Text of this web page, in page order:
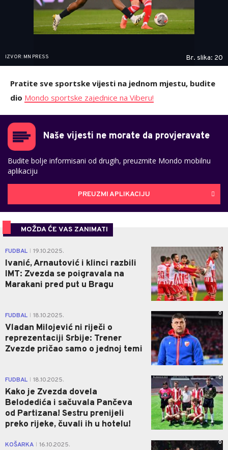
IZVOR: MN PRESS Br. slika: 20
Pratite sve sportske vijesti na jednom mjestu, budite
dio Mondo sportske zajednice na Viberu!
Naše vijesti ne morate da provjeravate
Budite bolje informisani od drugih, preuzmite Mondo mobilnu
aplikaciju
PREUZMI APLIKACIJU
MOŽDA ĆE VAS ZANIMATI
FUDBAL 19.10.2025.
Ivanić, Arnautović i klinci razbili
IMT: Zvezda se poigravala na
Marakani pred put u Bragu
0
FUDBAL 18.10.2025.
Vladan Milojević ni riječi o
reprezentaciji Srbije: Trener
Zvezde pričao samo o jednoj temi
0
FUDBAL 18.10.2025.
Kako je Zvezda dovela
Belodedića i sačuvala Pančeva
od Partizana! Sestru prenijeli
preko rijeke, čuvali ih u hotelu!
0
KOŠARKA 16.10.2025. 0